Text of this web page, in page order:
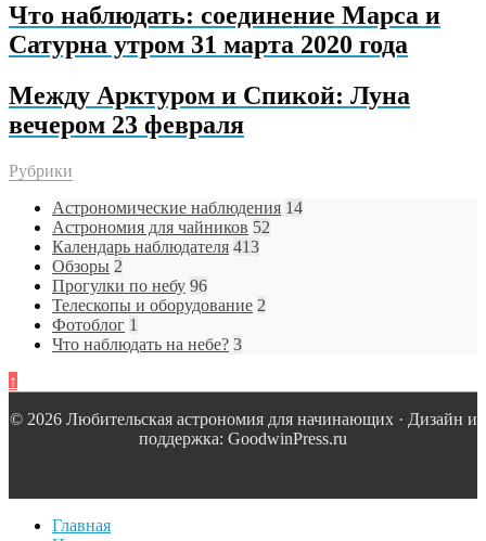
Что наблюдать: соединение Марса и
Сатурна утром 31 марта 2020 года
Между Арктуром и Спикой: Луна
вечером 23 февраля
Рубрики
Астрономические наблюдения 14
Астрономия для чайников 52
Календарь наблюдателя 413
Обзоры 2
Прогулки по небу 96
Телескопы и оборудование 2
Фотоблог 1
Что наблюдать на небе? 3
↑
© 2026 Любительская астрономия для начинающих · Дизайн и
поддержка: GoodwinPress.ru
Главная